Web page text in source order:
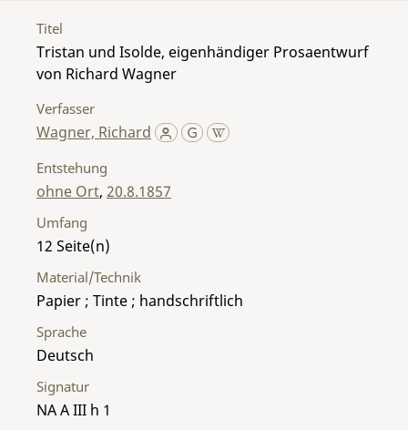
Titel
Tristan und Isolde, eigenhändiger Prosaentwurf
von Richard Wagner
Verfasser
Wagner, Richard
Entstehung
ohne Ort, 20.8.1857
Umfang
12
Material/Technik
Papier ; Tinte ; handschriftlich
Sprache
Deutsch
Signatur
NA A III h 1